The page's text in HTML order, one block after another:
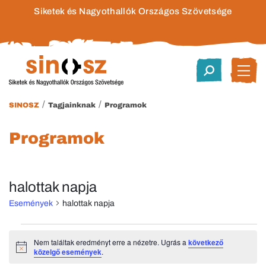
Siketek és Nagyothallók Országos Szövetsége
SINOSZ / Tagjainknak / Programok
Programok
halottak napja
Események halottak napja
Események
Notice
Nem találtak eredményt erre a nézetre. Ugrás akövetkező
közelgő események.